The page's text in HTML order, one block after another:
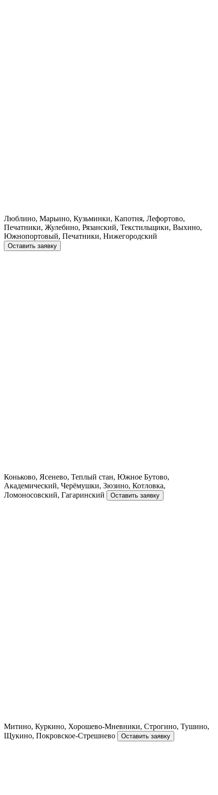
Люблино, Марьино, Кузьминки, Капотня, Лефортово,
Печатники, Жулебино, Рязанский, Текстильщики, Выхино,
Южнопортовый, Печатники, Нижегородский
Оставить заявку
Коньково, Ясенево, Теплый стан, Южное Бутово,
Академический, Черёмушки, Зюзино, Котловка,
Ломоносовский, Гагаринский
Оставить заявку
Митино, Куркино, Хорошево-Мневники, Строгино, Тушино,
Щукино, Покровское-Стрешнево
Оставить заявку